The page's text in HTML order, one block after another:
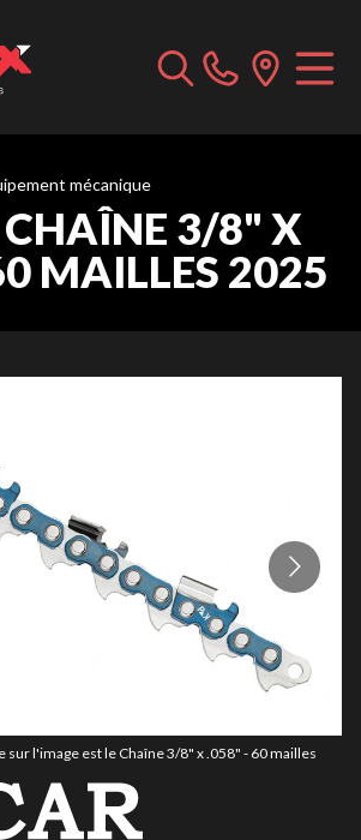
mécanique
3/8" X
MAILLES 2025
sur l'image est le Chaîne 3/8" x .058" - 60 mailles